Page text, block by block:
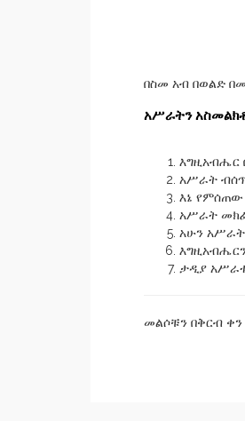
በስመ አብ በወልድ
አሥራትን
እግዚአብሔር
አሥራት ብሰጥ
እኔ
አሥራት
አሁን
ታዲያ
መልሶቹን በቅርብ ቀን